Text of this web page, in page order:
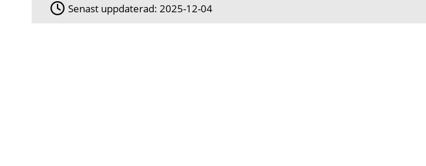
Senast uppdaterad:2025-12-04